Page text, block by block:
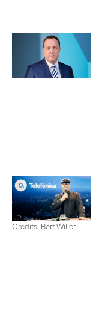
Credits: Bert Willer